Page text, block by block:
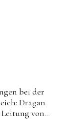
bei der
Dragan
von